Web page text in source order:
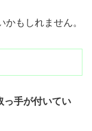
もしれません。
っ手が付いてい